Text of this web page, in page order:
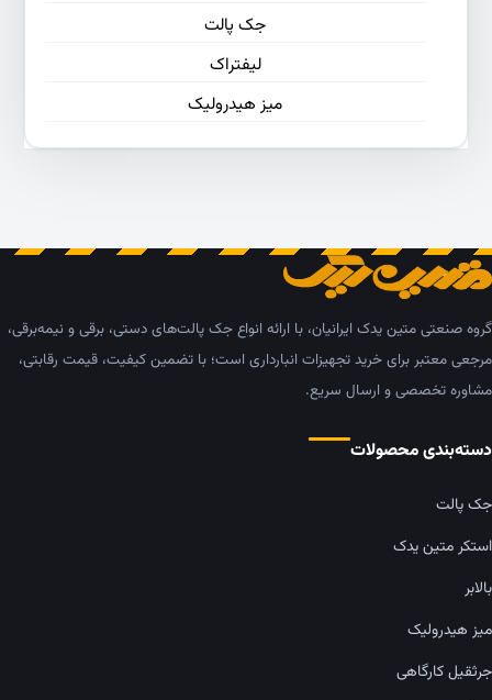
جک پالت
لیفتراک
میز هیدرولیک
گروه صنعتی متین یدک ایرانیان، با ارائه انواع جک پالت‌های دستی، برقی و نیمه‌برقی،
مرجعی معتبر برای خرید تجهیزات انبارداری است؛ با تضمین کیفیت، قیمت رقابتی،
مشاوره تخصصی و ارسال سریع.
دسته‌بندی محصولات
جک پالت
استکر متین یدک
بالابر
میز هیدرولیک
جرثقیل کارگاهی